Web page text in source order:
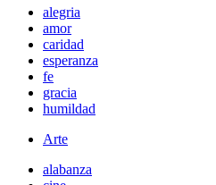
alegria
amor
caridad
esperanza
fe
gracia
humildad
Arte
alabanza